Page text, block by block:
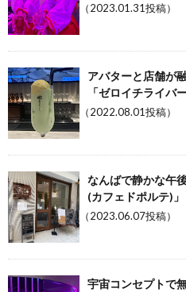
（2023.01.31投稿）
アバターと店舗が
「ゼロイチライバ
（2022.08.01投稿）
なんばで静かな午
(カフェドポルテ)」
（2023.06.07投稿）
宇宙コンセプトで